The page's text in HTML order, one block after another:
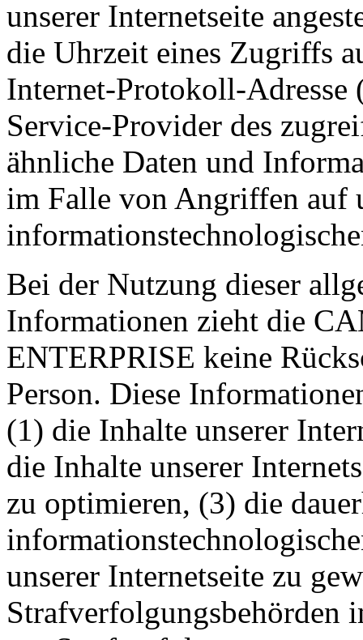
unserer Internetseite
die Uhrzeit eines Zugriffs
Internet-Protokoll-Adresse
Service-Provider des
ähnliche Daten und
im Falle von Angriffen auf
Bei der Nutzung dieser
Informationen zieht die
ENTERPRISE keine
Person. Diese
(1) die Inhalte unserer
die Inhalte unserer
zu optimieren, (3) die
unserer Internetseite zu
Strafverfolgungsbehörden